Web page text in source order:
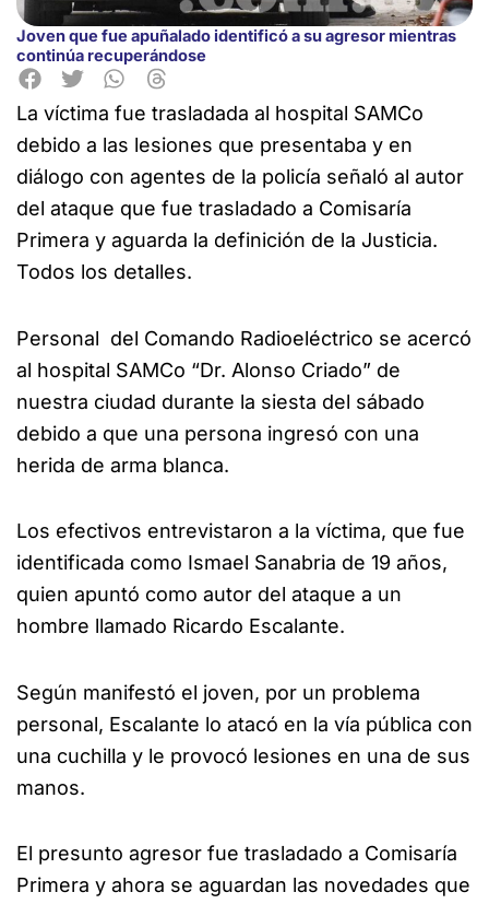
Joven que fue apuñalado identificó a su agresor mientras
continúa recuperándose
La víctima fue trasladada al hospital SAMCo
debido a las lesiones que presentaba y en
diálogo con agentes de la policía señaló al autor
del ataque que fue trasladado a Comisaría
Primera y aguarda la definición de la Justicia.
Todos los detalles.
Personal del Comando Radioeléctrico se acercó
al hospital SAMCo “Dr. Alonso Criado” de
nuestra ciudad durante la siesta del sábado
debido a que una persona ingresó con una
herida de arma blanca.
Los efectivos entrevistaron a la víctima, que fue
identificada como Ismael Sanabria de 19 años,
quien apuntó como autor del ataque a un
hombre llamado Ricardo Escalante.
Según manifestó el joven, por un problema
personal, Escalante lo atacó en la vía pública con
una cuchilla y le provocó lesiones en una de sus
manos.
El presunto agresor fue trasladado a Comisaría
Primera y ahora se aguardan las novedades que